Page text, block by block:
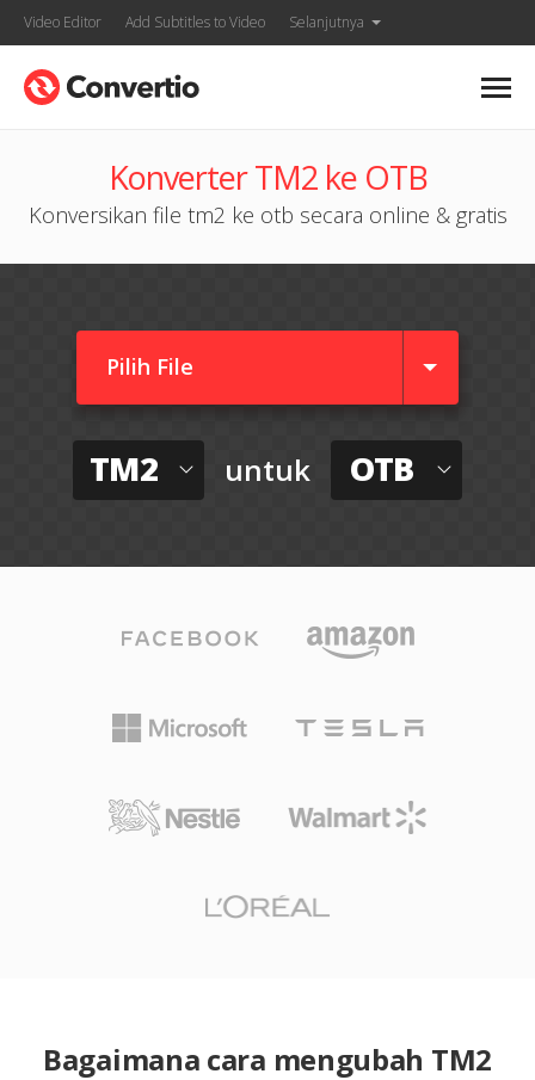
Video Editor Add Subtitles to Video Selanjutnya
Konverter TM2 ke OTB
Konversikan file tm2 ke otb secara online & gratis
Pilih File
TM2 untuk OTB
Bagaimana cara mengubah TM2